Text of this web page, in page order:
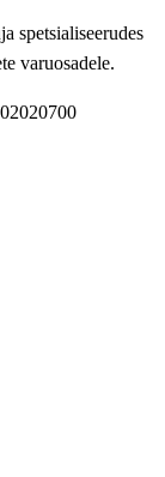
spetsialiseerudes
varuosadele.